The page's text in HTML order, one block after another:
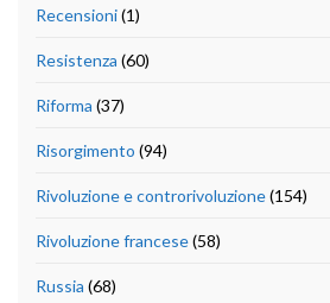
Recensioni(1)
Resistenza (60)
Riforma (37)
Risorgimento (94)
Rivoluzione e controrivoluzione(154)
Rivoluzione francese(58)
Russia (68)